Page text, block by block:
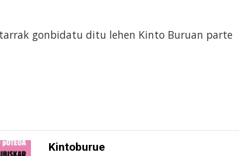
gonbidatu ditu lehen Kinto Buruan parte
Kintoburue